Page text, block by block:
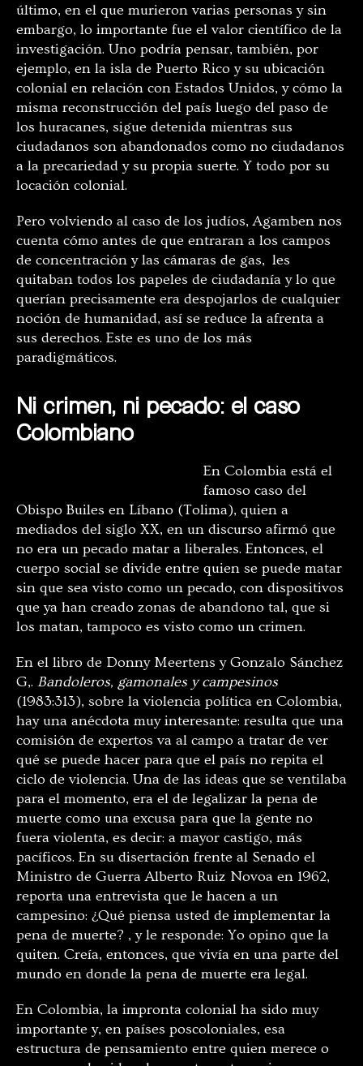
último, en el que murieron varias personas y sin
embargo, lo importante fue el valor científico de la
investigación. Uno podría pensar, también, por
ejemplo, en la isla de Puerto Rico y su ubicación
colonial en relación con Estados Unidos, y cómo la
misma reconstrucción del país luego del paso de
los huracanes, sigue detenida mientras sus
ciudadanos son abandonados como no ciudadanos
a la precariedad y su propia suerte. Y todo por su
locación colonial.
Pero volviendo al caso de los judíos, Agamben nos
cuenta cómo antes de que entraran a los campos
de concentración y las cámaras de gas, les
quitaban todos los papeles de ciudadanía y lo que
querían precisamente era despojarlos de cualquier
noción de humanidad, así se reduce la afrenta a
sus derechos. Este es uno de los más
paradigmáticos.
Ni crimen, ni pecado: el caso
Colombiano
En Colombia está el
famoso caso del
Obispo Builes en Líbano (Tolima), quien a
mediados del siglo XX, en un discurso afirmó que
no era un pecado matar a liberales. Entonces, el
cuerpo social se divide entre quien se puede matar
sin que sea visto como un pecado, con dispositivos
que ya han creado zonas de abandono tal, que si
los matan, tampoco es visto como un crimen.
En el libro de Donny Meertens y Gonzalo Sánchez
G,. Bandoleros, gamonales y campesinos
(1983:313), sobre la violencia política en Colombia,
hay una anécdota muy interesante: resulta que una
comisión de expertos va al campo a tratar de ver
qué se puede hacer para que el país no repita el
ciclo de violencia. Una de las ideas que se ventilaba
para el momento, era el de legalizar la pena de
muerte como una excusa para que la gente no
fuera violenta, es decir: a mayor castigo, más
pacíficos. En su disertación frente al Senado el
Ministro de Guerra Alberto Ruiz Novoa en 1962,
reporta una entrevista que le hacen a un
campesino: ¿Qué piensa usted de implementar la
pena de muerte? , y le responde: Yo opino que la
quiten. Creía, entonces, que vivía en una parte del
mundo en donde la pena de muerte era legal.
En Colombia, la impronta colonial ha sido muy
importante y, en países poscoloniales, esa
estructura de pensamiento entre quien merece o